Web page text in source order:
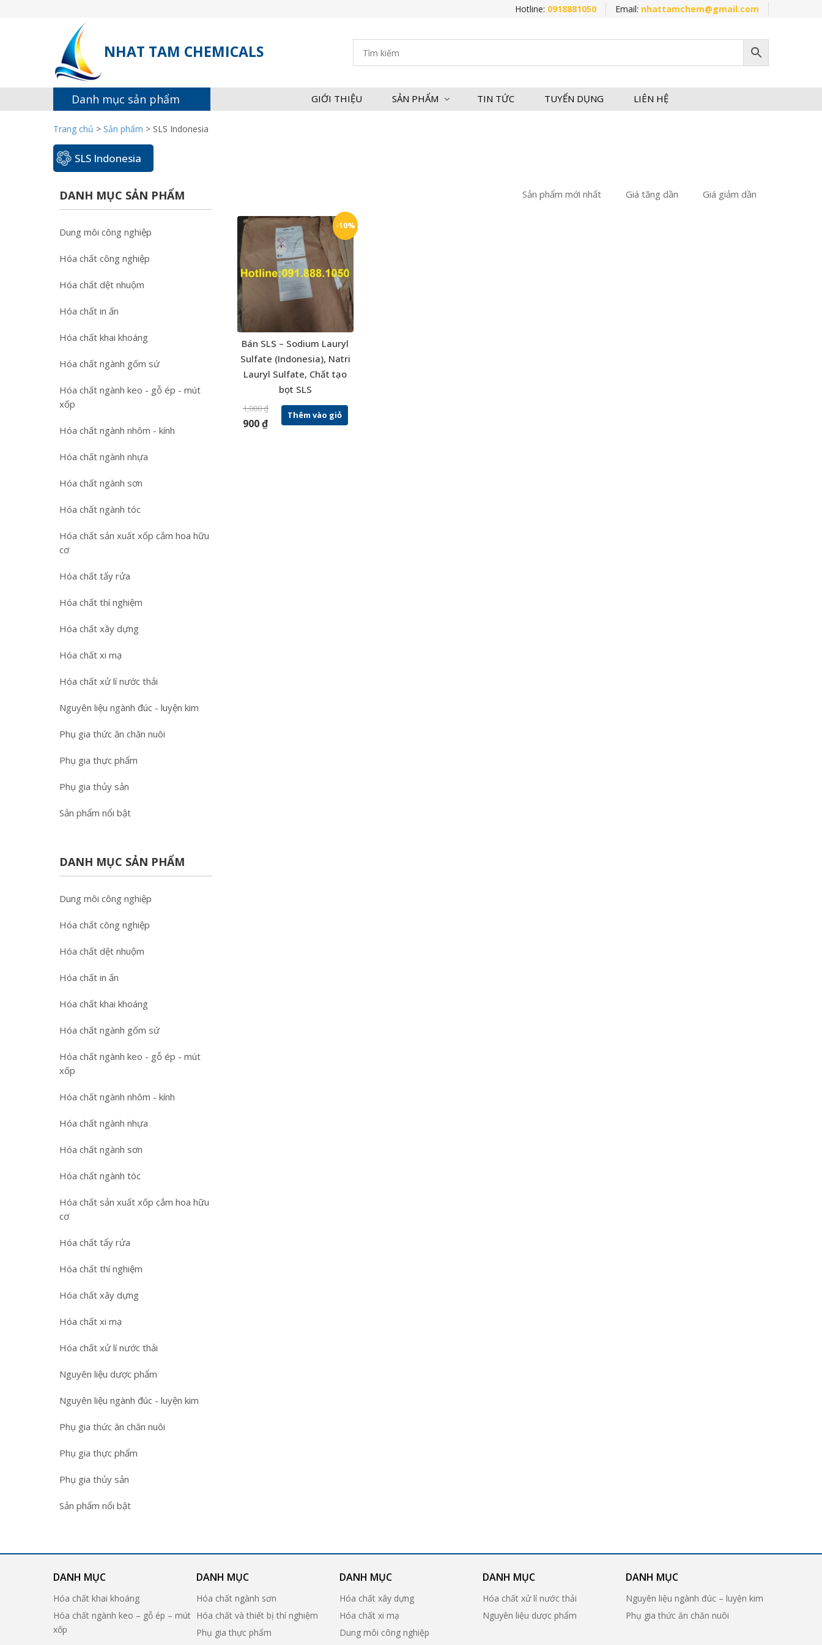
Hotline: 0918881050 Email: nhattamchem@gmail.com
NHAT TAM CHEMICALS
Danh mục sản phẩm GIỚI THIỆU SẢN PHẨM TIN TỨC TUYỂN DỤNG LIÊN HỆ
Trang chủ > Sản phẩm > SLS Indonesia
SLS Indonesia
Sản phẩm mới nhất Giá tăng dần Giá giảm dần
-10%
Bán SLS – Sodium Lauryl
Sulfate (Indonesia), Natri
Lauryl Sulfate, Chất tạo
bọt SLS
1,000₫
900₫
Thêm vào giỏ
DANH MỤC SẢN PHẨM
Dung môi công nghiệp
Hóa chất công nghiệp
Hóa chất dệt nhuộm
Hóa chất in ấn
Hóa chất khai khoáng
Hóa chất ngành gốm sứ
Hóa chất ngành keo - gỗ ép - mút
xốp
Hóa chất ngành nhôm - kính
Hóa chất ngành nhựa
Hóa chất ngành sơn
Hóa chất ngành tóc
Hóa chất sản xuất xốp cắm hoa hữu
cơ
Hóa chất tẩy rửa
Hóa chất thí nghiệm
Hóa chất xây dựng
Hóa chất xi mạ
Hóa chất xử lí nước thải
Nguyên liệu ngành đúc - luyện kim
Phụ gia thức ăn chăn nuôi
Phụ gia thực phẩm
Phụ gia thủy sản
Sản phẩm nổi bật
DANH MỤC SẢN PHẨM
Dung môi công nghiệp
Hóa chất công nghiệp
Hóa chất dệt nhuộm
Hóa chất in ấn
Hóa chất khai khoáng
Hóa chất ngành gốm sứ
Hóa chất ngành keo - gỗ ép - mút
xốp
Hóa chất ngành nhôm - kính
Hóa chất ngành nhựa
Hóa chất ngành sơn
Hóa chất ngành tóc
Hóa chất sản xuất xốp cắm hoa hữu
cơ
Hóa chất tẩy rửa
Hóa chất thí nghiệm
Hóa chất xây dựng
Hóa chất xi mạ
Hóa chất xử lí nước thải
Nguyên liệu dược phẩm
Nguyên liệu ngành đúc - luyện kim
Phụ gia thức ăn chăn nuôi
Phụ gia thực phẩm
Phụ gia thủy sản
Sản phẩm nổi bật
DANH MỤC
Hóa chất khai khoáng
Hóa chất ngành keo – gỗ ép – mút
xốp
DANH MỤC
Hóa chất ngành sơn
Hóa chất và thiết bị thí nghiệm
Phụ gia thực phẩm
DANH MỤC
Hóa chất xây dựng
Hóa chất xi mạ
Dung môi công nghiệp
DANH MỤC
Hóa chất xử lí nước thải
Nguyên liệu dược phẩm
DANH MỤC
Nguyên liệu ngành đúc – luyện kim
Phụ gia thức ăn chăn nuôi